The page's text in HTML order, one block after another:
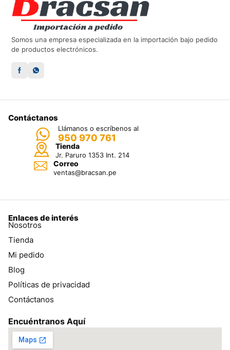
Somos una empresa especializada en la importación bajo pedido
de productos electrónicos.
Contáctanos
Llámanos o escríbenos al
950 970 761
Tienda
Jr. Paruro 1353 Int. 214
Correo
ventas@bracsan.pe
Enlaces de interés
Nosotros
Tienda
Mi pedido
Blog
Políticas de privacidad
Contáctanos
Encuéntranos Aquí